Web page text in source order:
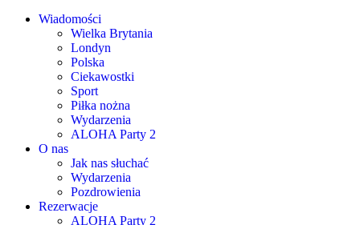
Wiadomości
Wielka Brytania
Londyn
Polska
Ciekawostki
Sport
Piłka nożna
Wydarzenia
ALOHA Party 2
O nas
Jak nas słuchać
Wydarzenia
Pozdrowienia
Rezerwacje
ALOHA Party 2